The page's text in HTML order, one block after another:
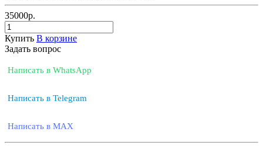
35000р.
Купить В корзине
Задать вопрос
Написать в WhatsApp
Написать в Telegram
Написать в MAX